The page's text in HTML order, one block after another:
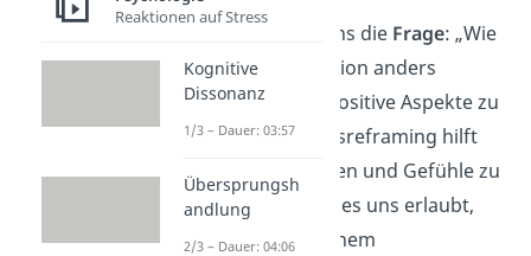
Hierbei stellen wir uns die Frage: „Wie
kann ich diese Situation anders
interpretieren, um positive Aspekte zu
finden?“ Bedeutungsreframing hilft
uns, unsere Gedanken und Gefühle zu
beeinflussen, indem es uns erlaubt,
eine Situation aus einem
Reaktionen auf Stress
Kognitive
Dissonanz
1/3 – Dauer: 03:57
Übersprungsh
andlung
2/3 – Dauer: 04:06